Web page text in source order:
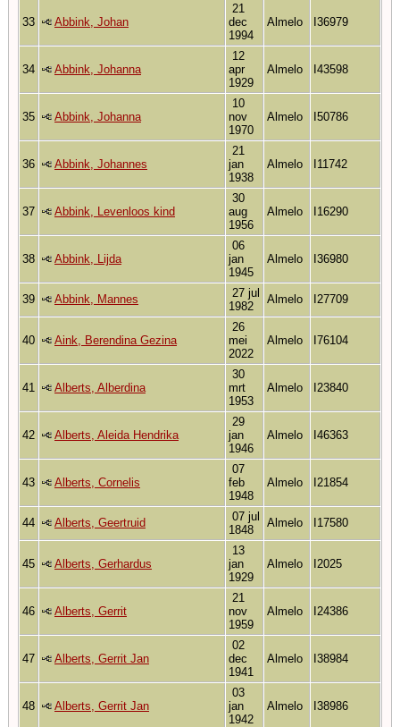
33 Abbink, Johan
21
dec
1994
Almelo I36979
34 Abbink, Johanna
12
apr
1929
Almelo I43598
35 Abbink, Johanna
10
nov
1970
Almelo I50786
36 Abbink, Johannes
21
jan
1938
Almelo I11742
37 Abbink, Levenloos kind
30
aug
1956
Almelo I16290
38 Abbink, Lijda
06
jan
1945
Almelo I36980
39 Abbink, Mannes
27 jul
1982
Almelo I27709
40 Aink, Berendina Gezina
26
mei
2022
Almelo I76104
41 Alberts, Alberdina
30
mrt
1953
Almelo I23840
42 Alberts, Aleida Hendrika
29
jan
1946
Almelo I46363
43 Alberts, Cornelis
07
feb
1948
Almelo I21854
44 Alberts, Geertruid
07 jul
1848
Almelo I17580
45 Alberts, Gerhardus
13
jan
1929
Almelo I2025
46 Alberts, Gerrit
21
nov
1959
Almelo I24386
47 Alberts, Gerrit Jan
02
dec
1941
Almelo I38984
48 Alberts, Gerrit Jan
03
jan
1942
Almelo I38986